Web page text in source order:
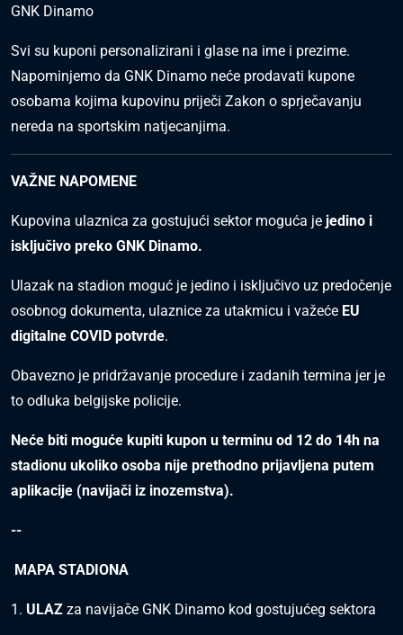
GNK Dinamo
Svi su kuponi personalizirani i glase na ime i prezime.
Napominjemo da GNK Dinamo neće prodavati kupone
osobama kojima kupovinu priječi Zakon o sprječavanju
nereda na sportskim natjecanjima.
VAŽNE NAPOMENE
Kupovina ulaznica za gostujući sektor moguća je jedino i
isključivo preko GNK Dinamo.
Ulazak na stadion moguć je jedino i isključivo uz predočenje
osobnog dokumenta, ulaznice za utakmicu i važeće EU
digitalne COVID potvrde.
Obavezno je pridržavanje procedure i zadanih termina jer je
to odluka belgijske policije.
Neće biti moguće kupiti kupon u terminu od 12 do 14h na
stadionu ukoliko osoba nije prethodno prijavljena putem
aplikacije (navijači iz inozemstva).
--
MAPA STADIONA
1. ULAZ za navijače GNK Dinamo kod gostujućeg sektora